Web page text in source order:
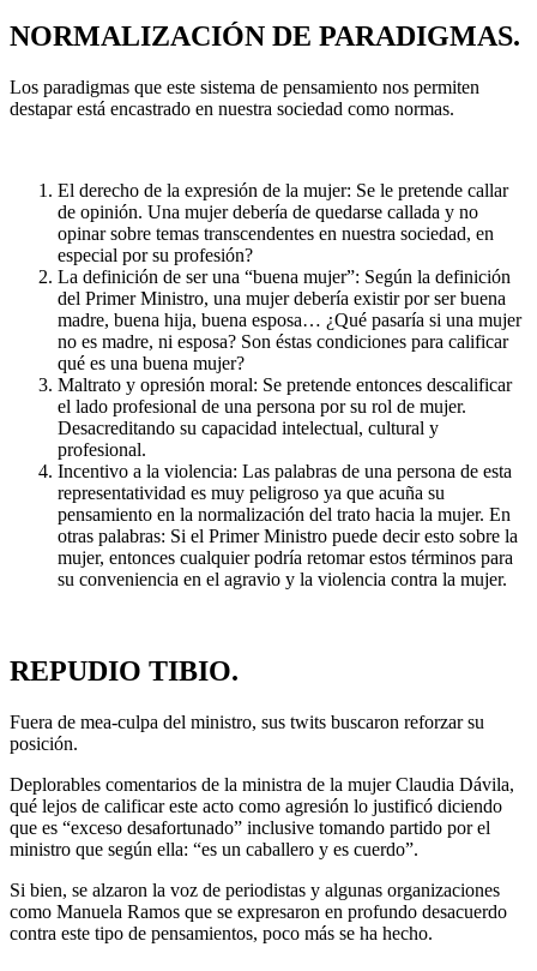
NORMALIZACIÓN DE PARADIGMAS.
Los paradigmas que este sistema de pensamiento nos permiten
destapar está encastrado en nuestra sociedad como normas.
El derecho de la expresión de la mujer: Se le pretende callar
de opinión. Una mujer debería de quedarse callada y no
opinar sobre temas transcendentes en nuestra sociedad, en
especial por su profesión?
La definición de ser una “buena mujer”: Según la definición
del Primer Ministro, una mujer debería existir por ser buena
madre, buena hija, buena esposa… ¿Qué pasaría si una mujer
no es madre, ni esposa? Son éstas condiciones para calificar
qué es una buena mujer?
Maltrato y opresión moral: Se pretende entonces descalificar
el lado profesional de una persona por su rol de mujer.
Desacreditando su capacidad intelectual, cultural y
profesional.
Incentivo a la violencia: Las palabras de una persona de esta
representatividad es muy peligroso ya que acuña su
pensamiento en la normalización del trato hacia la mujer. En
otras palabras: Si el Primer Ministro puede decir esto sobre la
mujer, entonces cualquier podría retomar estos términos para
su conveniencia en el agravio y la violencia contra la mujer.
REPUDIO TIBIO.
Fuera de mea-culpa del ministro, sus twits buscaron reforzar su
posición.
Deplorables comentarios de la ministra de la mujer Claudia Dávila,
qué lejos de calificar este acto como agresión lo justificó diciendo
que es “exceso desafortunado” inclusive tomando partido por el
ministro que según ella: “es un caballero y es cuerdo”.
Si bien, se alzaron la voz de periodistas y algunas organizaciones
como Manuela Ramos que se expresaron en profundo desacuerdo
contra este tipo de pensamientos, poco más se ha hecho.